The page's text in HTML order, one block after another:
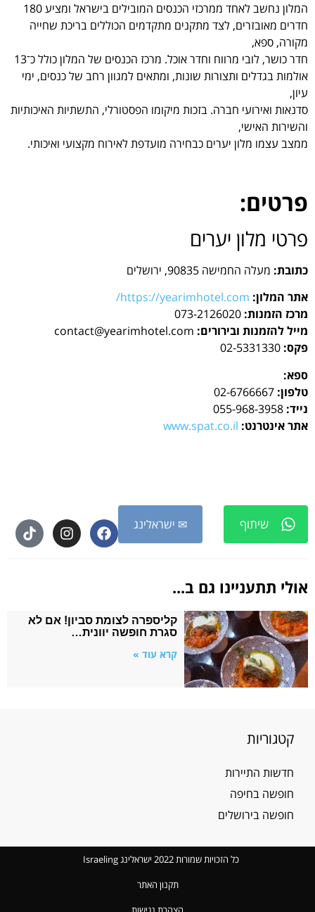
המלון נחשב לאחד ממרכזי הכנסים המובילים בישראל ומציע 180
חדרים מאובזרים, לצד מתקנים מתקדמים הכוללים בריכת שחייה
מקורה, ספא,
חדר כושר, לובי מרווח וחדר אוכל. מרכז הכנסים של המלון כולל כ־13
אולמות בגדלים ותצורות שונות, ומתאים למגוון רחב של כנסים, ימי
עיון,
סדנאות ואירועי חברה. בזכות מיקומו הפסטורלי, התשתיות האיכותיות
והשירות האישי,
ממצב עצמו מלון יערים כבחירה מועדפת לאירוח מקצועי ואיכותי.
פרטים:
פרטי מלון יערים
כתובת: מעלה החמישה 90835, ירושלים
אתר המלון: https://yearimhotel.com/
מרכז הזמנות:
מייל להזמנות ובירורים: contact@yearimhotel.com
פקס:
ספא:
טלפון:
נייד:
אתר אינטרנט: www.spat.co.il
שיתוף ✉ ישראלינג
אולי תתעניינו גם ב...
קליספרה לצומת סביון! אם לא
סגרת חופשה יוונית…
קרא עוד »
קטגוריות
חדשות התיירות
חופשה בחיפה
חופשה בירושלים
כל הזכויות שמורות 2022 ישראלינג Israeling
תקנון האתר